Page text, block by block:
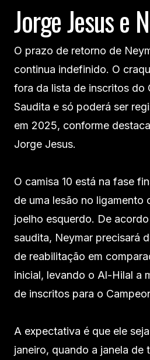
Jorge Jesus e
O prazo de retorno de
continua indefinido. O
fora da lista de inscritos do
Saudita e só poderá ser
em 2025, conforme
Jorge Jesus.
O camisa 10 está na fase
de uma lesão no ligamento
joelho esquerdo. De
saudita, Neymar precisará
de reabilitação em
inicial, levando o Al-Hilal a
de inscritos para o
A expectativa é que ele
janeiro, quando a janela de